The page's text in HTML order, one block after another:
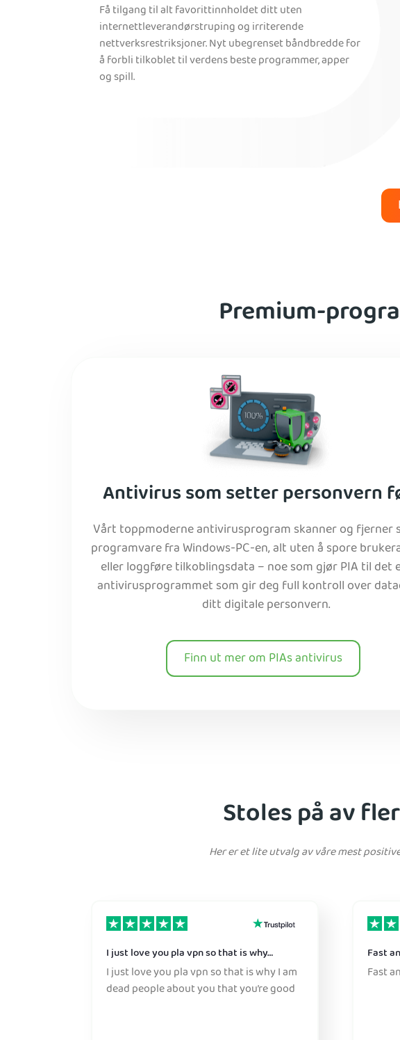
Få tilgang til alt favorittinnholdet ditt uten
internettleverandørstruping og irriterende
nettverksrestriksjoner. Nyt ubegrenset båndbredde for
å forbli tilkoblet til verdens beste programmer, apper
og spill.
Premium-
Antivirus som setter personvern
Vårt toppmoderne antivirusprogram skanner og fjerner
programvare fra Windows-PC-en, alt uten å spore
eller loggføre tilkoblingsdata – noe som gjør PIA til det
antivirusprogrammet som gir deg full kontroll over
ditt digitale personvern.
Finn ut mer om PIAs antivirus
Stoles på av
Her er et lite utvalg av våre mest
I just love you pla vpn so that is why…
I just love you pla vpn so that is why I am
dead people about you that you’re good
Fast
Fast